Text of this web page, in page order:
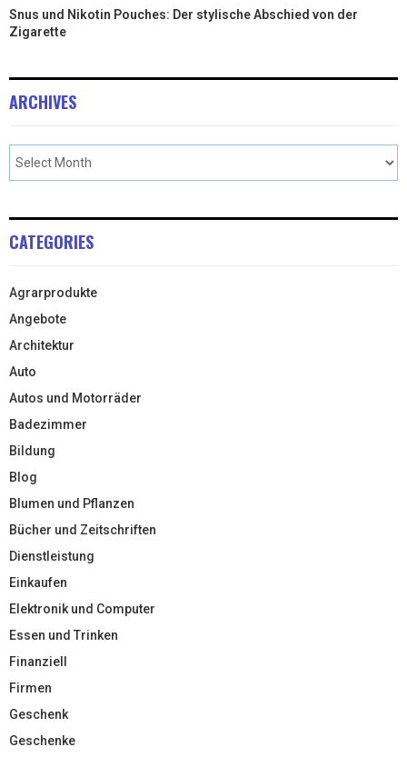
Snus und Nikotin Pouches: Der stylische Abschied von der
Zigarette
ARCHIVES
CATEGORIES
Agrarprodukte
Angebote
Architektur
Auto
Autos und Motorräder
Badezimmer
Bildung
Blog
Blumen und Pflanzen
Bücher und Zeitschriften
Dienstleistung
Einkaufen
Elektronik und Computer
Essen und Trinken
Finanziell
Firmen
Geschenk
Geschenke